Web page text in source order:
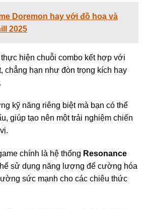
Doremon hay với đồ hoạ và
2025
hiện chuỗi combo kết hợp với
chẳng hạn như đòn trọng kích hay
kỹ năng riêng biệt mà bạn có thể
giúp tạo nên một trải nghiệm chiến
chính là hệ thống Resonance
sử dụng năng lượng để cường hóa
sức mạnh cho các chiêu thức